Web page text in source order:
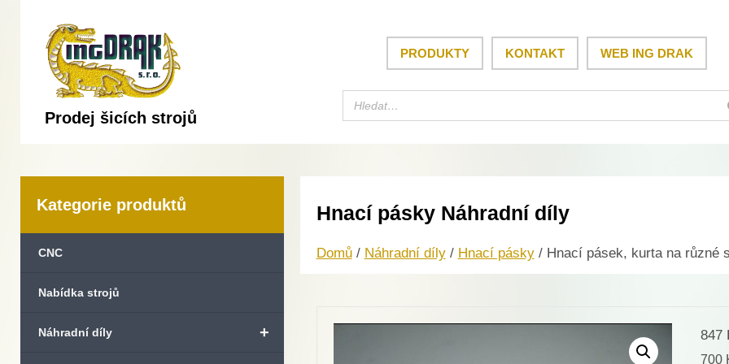
Prodej šicích strojů
PRODUKTY KONTAKT WEB ING DRAK
Kategorie produktů
CNC
Nabídka strojů
+
Náhradní díly
Hnací pásky Náhradní díly
Domů/ Náhradní díly/ Hnací pásky/ Hnací pásek, kurta na různé
847
700